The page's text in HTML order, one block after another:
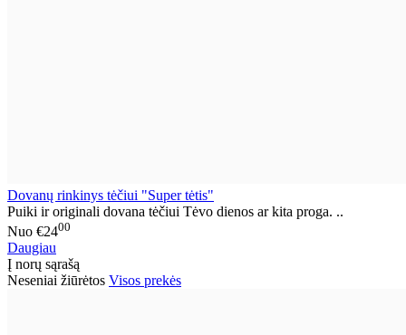
Dovanų rinkinys tėčiui "Super tėtis"
Puiki ir originali dovana tėčiui Tėvo dienos ar kita proga. ..
Nuo €2400
Daugiau
Į norų sąrašą
Neseniai žiūrėtos Visos prekės